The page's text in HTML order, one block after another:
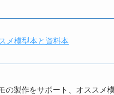
メ模型本と資料本
の製作をサポート、オススメ